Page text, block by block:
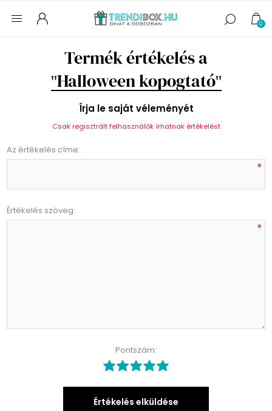
0
Termék értékelés a
Halloween kopogtató
Írja le saját véleményét
Csak regisztrált felhasználók írhatnak értékelést
Az értékelés címe:
*
Értékelés szöveg:
*
Pontszám:
Értékelés elküldése